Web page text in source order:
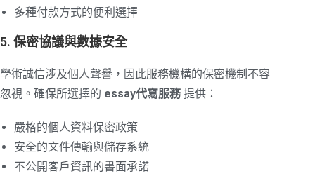
多種付款方式的便利選擇
5. 保密協議與數據安全
學術誠信涉及個人聲譽，因此服務機構的保密機制不容
忽視。確保所選擇的 essay代寫服務 提供：
嚴格的個人資料保密政策
安全的文件傳輸與儲存系統
不公開客戶資訊的書面承諾